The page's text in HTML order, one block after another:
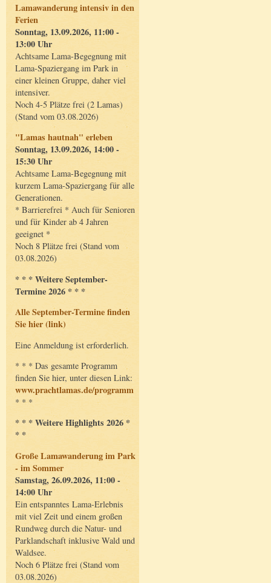
Lamawanderung intensiv in den
Ferien
Sonntag, 13.09.2026, 11:00 -
13:00 Uhr
Achtsame Lama-Begegnung mit
Lama-Spaziergang im Park in
einer kleinen Gruppe, daher viel
intensiver.
Noch 4-5 Plätze frei (2 Lamas)
(Stand vom 03.08.2026)
"Lamas hautnah" erleben
Sonntag, 13.09.2026, 14:00 -
15:30 Uhr
Achtsame Lama-Begegnung mit
kurzem Lama-Spaziergang für alle
Generationen.
* Barrierefrei * Auch für Senioren
und für Kinder ab 4 Jahren
geeignet *
Noch 8 Plätze frei (Stand vom
03.08.2026)
* * * Weitere September-
Termine 2026 * * *
Alle September-Termine finden
Sie hier (link)
Eine Anmeldung ist erforderlich.
* * * Das gesamte Programm
finden Sie hier, unter diesen Link:
www.prachtlamas.de/programm
* * *
* * * Weitere Highlights 2026 *
* *
Große Lamawanderung im Park
- im Sommer
Samstag, 26.09.2026, 11:00 -
14:00 Uhr
Ein entspanntes Lama-Erlebnis
mit viel Zeit und einem großen
Rundweg durch die Natur- und
Parklandschaft inklusive Wald und
Waldsee.
Noch 6 Plätze frei (Stand vom
03.08.2026)